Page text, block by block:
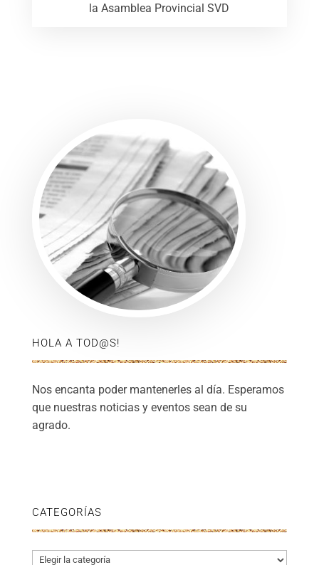
la Asamblea Provincial SVD
HOLA A TOD@S!
Nos encanta poder mantenerles al día. Esperamos
que nuestras noticias y eventos sean de su
agrado.
CATEGORÍAS
Categorías